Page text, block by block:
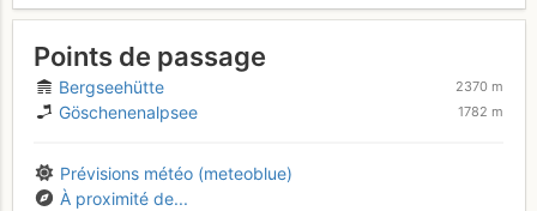
Points de passage
Bergseehütte 2370 m
Göschenenalpsee 1782 m
Prévisions météo (meteoblue)
À proximité de...